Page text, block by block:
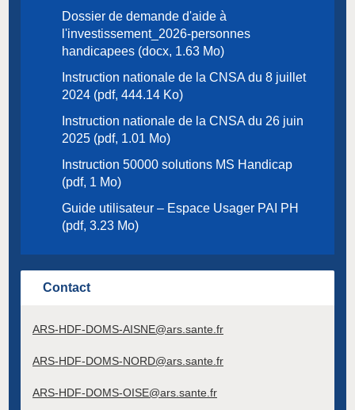
Dossier de demande d'aide à
l'investissement_2026-personnes
handicapees (docx, 1.63 Mo)
Instruction nationale de la CNSA du 8 juillet
2024 (pdf, 444.14 Ko)
Instruction nationale de la CNSA du 26 juin
2025 (pdf, 1.01 Mo)
Instruction 50000 solutions MS Handicap
(pdf, 1 Mo)
Guide utilisateur – Espace Usager PAI PH
(pdf, 3.23 Mo)
Contact
ARS-HDF-DOMS-AISNE@ars.sante.fr
ARS-HDF-DOMS-NORD@ars.sante.fr
ARS-HDF-DOMS-OISE@ars.sante.fr